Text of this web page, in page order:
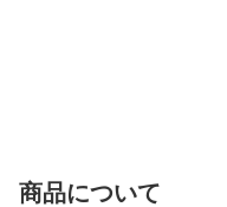
商品について